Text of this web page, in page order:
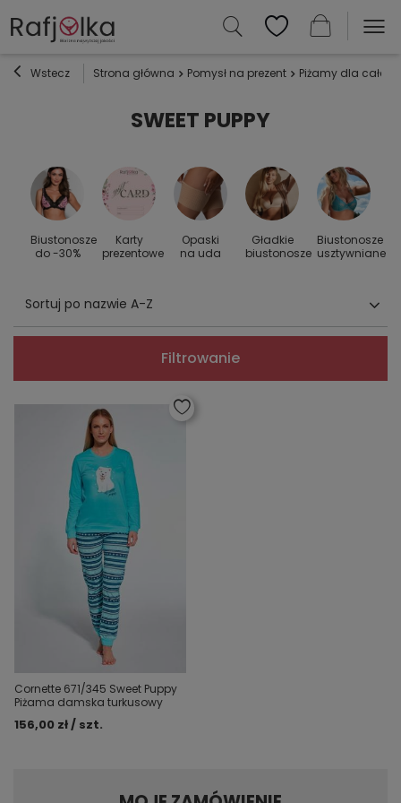
Wstecz Strona główna Pomysł na prezent Piżamy dla całej
SWEET PUPPY
Biustonosze
do -30%
Karty
prezentowe
Opaski
na uda
Gładkie
biustonosze
Biustonosze
usztywniane
Sortuj po nazwie A-Z
Filtrowanie
Cornette 671/345 Sweet Puppy
Piżama damska turkusowy
156,00 zł / szt.